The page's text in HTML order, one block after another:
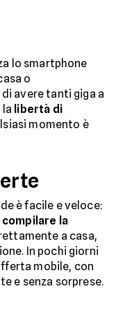
lo smartphone
o
avere tanti giga a
la libertà di
momento è
è facile e veloce:
compilare la
a casa,
In pochi giorni
mobile, con
e senza sorprese.